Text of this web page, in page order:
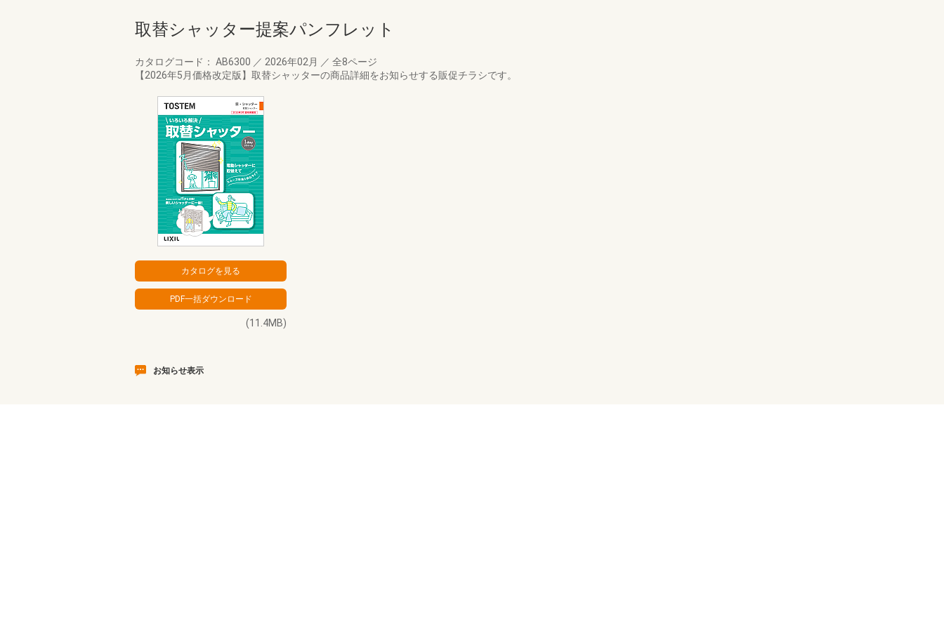
取替シャッター提案パンフレット
カタログコード： AB6300 ／ 2026年02月 ／ 全8ページ
【2026年5月価格改定版】取替シャッターの商品詳細をお知らせする販促チラシです。
(11.4MB)
お知らせ表示